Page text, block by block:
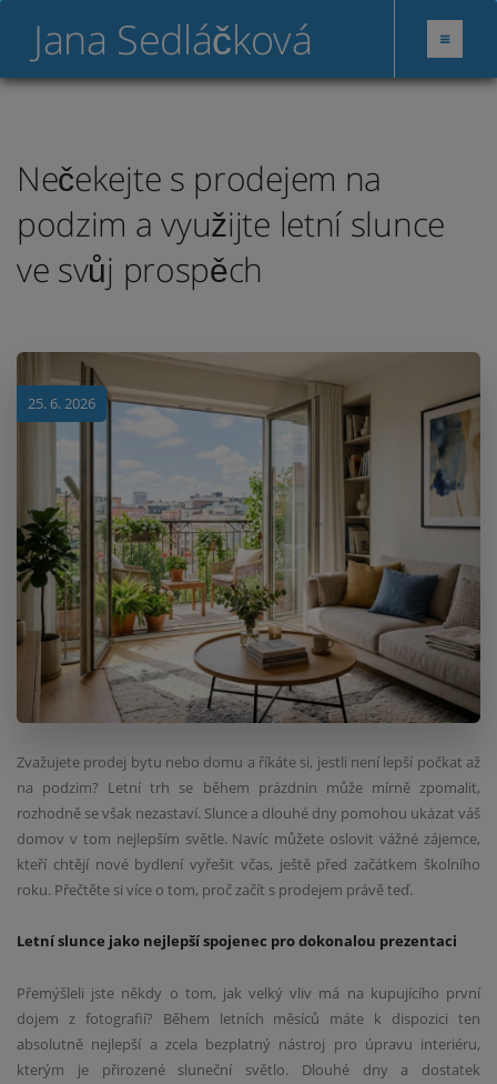
Jana Sedláčková
Nečekejte s prodejem na
podzim a využijte letní slunce
ve svůj prospěch
25. 6. 2026
Zvažujete prodej bytu nebo domu a říkáte si, jestli není lepší počkat až
na podzim? Letní trh se během prázdnin může mírně zpomalit,
rozhodně se však nezastaví. Slunce a dlouhé dny pomohou ukázat váš
domov v tom nejlepším světle. Navíc můžete oslovit vážné zájemce,
kteří chtějí nové bydlení vyřešit včas, ještě před začátkem školního
roku. Přečtěte si více o tom, proč začít s prodejem právě teď.
Letní slunce jako nejlepší spojenec pro dokonalou prezentaci
Přemýšleli jste někdy o tom, jak velký vliv má na kupujícího první
dojem z fotografií? Během letních měsíců máte k dispozici ten
absolutně nejlepší a zcela bezplatný nástroj pro úpravu interiéru,
kterým je přirozené sluneční světlo. Dlouhé dny a dostatek